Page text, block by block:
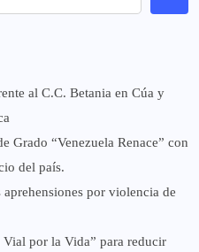
al C.C. Betania en Cúa y
Grado “Venezuela Renace” con
del país.
por violencia de
por la Vida” para reducir